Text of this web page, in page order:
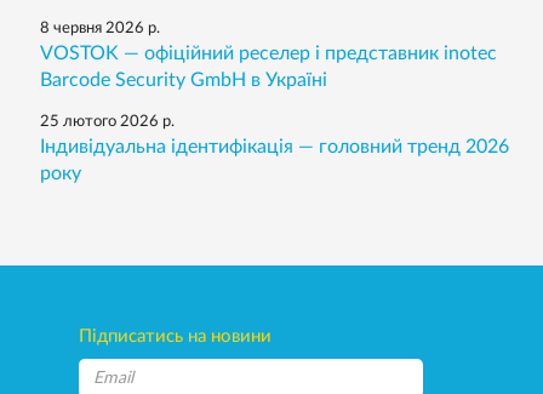
8 червня 2026 р.
VOSTOK — офіційний реселер і представник inotec
Barcode Security GmbH в Україні
25 лютого 2026 р.
Індивідуальна ідентифікація — головний тренд 2026
року
Підписатись на новини